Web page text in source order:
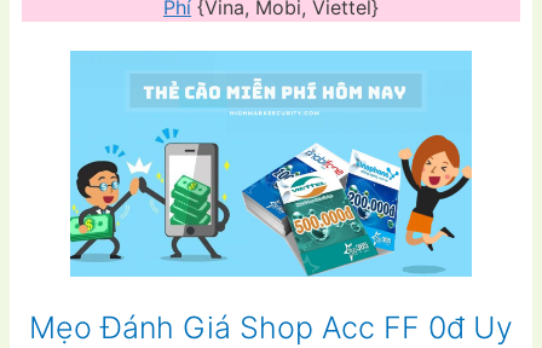
Phí {Vina, Mobi, Viettel}
Mẹo Đánh Giá Shop Acc FF 0đ Uy